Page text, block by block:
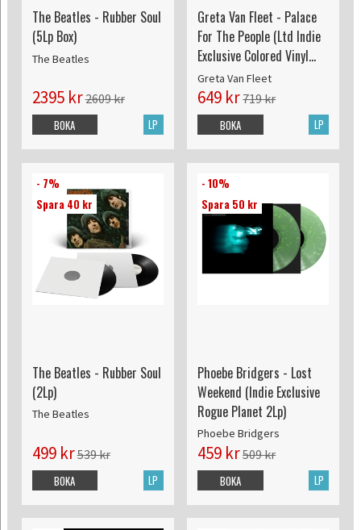
The Beatles - Rubber Soul
(5Lp Box)
The Beatles
2395 kr2609 kr
LP
BOKA
Greta Van Fleet - Palace
For The People (Ltd Indie
Exclusive Colored Vinyl
edition)
Greta Van Fleet
649 kr719 kr
LP
BOKA
- 7%
Spara 40 kr
The Beatles - Rubber Soul
(2Lp)
The Beatles
499 kr539 kr
LP
BOKA
- 10%
Spara 50 kr
Phoebe Bridgers - Lost
Weekend (Indie Exclusive
Rogue Planet 2Lp)
Phoebe Bridgers
459 kr509 kr
LP
BOKA